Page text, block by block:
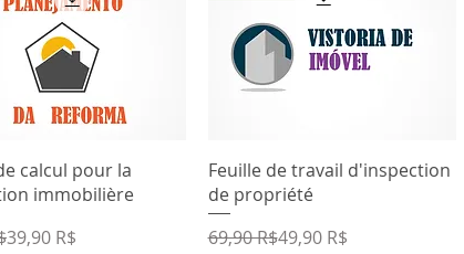
Aperçu rapide
calcul pour la
immobilière
39,90 R$
Aperçu rapide
Feuille de travail d'inspection
de propriété
Prix original
69,90 R$
Prix promotionnel
49,90 R$